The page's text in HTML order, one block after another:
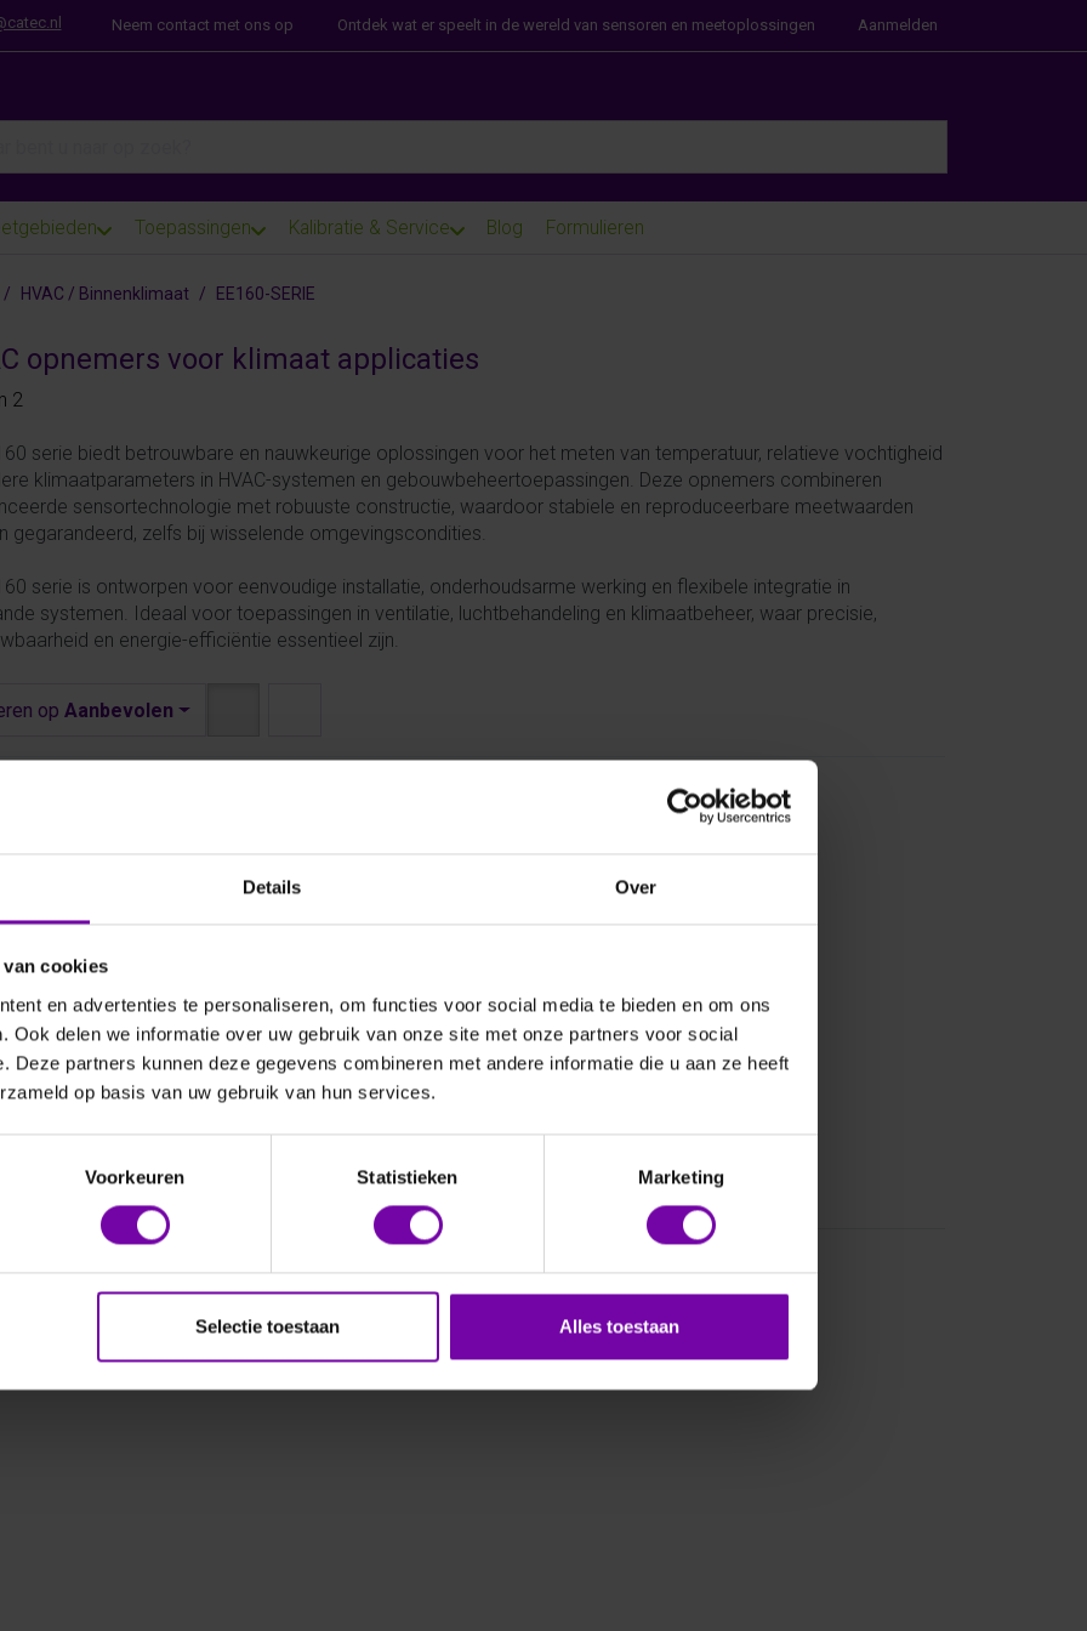
Details Over
van cookies
en advertenties te personaliseren, om functies voor social media te bieden en om ons
Ook delen we informatie over uw gebruik van onze site met onze partners voor social
Deze partners kunnen deze gegevens combineren met andere informatie die u aan ze heeft
op basis van uw gebruik van hun services.
Voorkeuren Statistieken Marketing
Selectie toestaan Alles toestaan
Neem contact met ons op Ontdek wat er speelt in de wereld van sensoren en meetoplossingen Aanmelden
Toepassingen Kalibratie & Service Blog Formulieren
HVAC / Binnenklimaat EE160-SERIE
opnemers voor klimaat applicaties
2
serie biedt betrouwbare en nauwkeurige oplossingen voor het meten van temperatuur, relatieve vochtigheid
klimaatparameters in HVAC-systemen en gebouwbeheertoepassingen. Deze opnemers combineren
sensortechnologie met robuuste constructie, waardoor stabiele en reproduceerbare meetwaarden
gegarandeerd, zelfs bij wisselende omgevingscondities.
serie is ontworpen voor eenvoudige installatie, onderhoudsarme werking en flexibele integratie in
systemen. Ideaal voor toepassingen in ventilatie, luchtbehandeling en klimaatbeheer, waar precisie,
en energie-efficiëntie essentieel zijn.
op Aanbevolen
E+E
EE160
kanaalmodellen